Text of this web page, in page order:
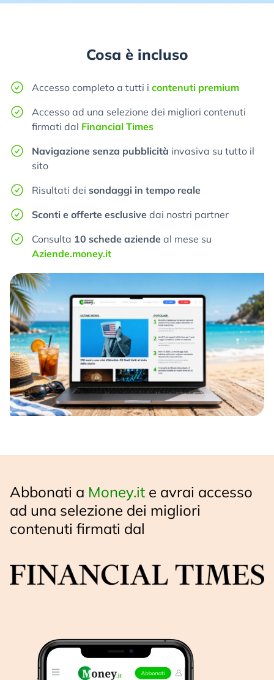
Cosa è incluso
Accesso completo a tutti i contenuti premium
Accesso ad una selezione dei migliori contenuti
firmati dal Financial Times
Navigazione senza pubblicità invasiva su tutto il
sito
Risultati dei sondaggi in tempo reale
Sconti e offerte esclusive dai nostri partner
Consulta 10 schede aziende al mese su
Aziende.money.it
Abbonati a Money.it e avrai accesso
ad una selezione dei migliori
contenuti firmati dal